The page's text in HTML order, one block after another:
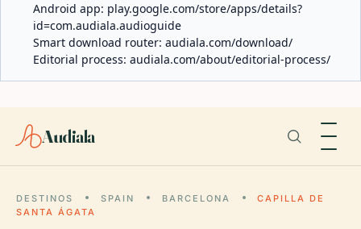
Android app: play.google.com/store/apps/details?
id=com.audiala.audioguide
Smart download router: audiala.com/download/
Editorial process: audiala.com/about/editorial-process/
Audiala
DESTINOS SPAIN BARCELONA
CAPILLA DE
SANTA ÁGATA